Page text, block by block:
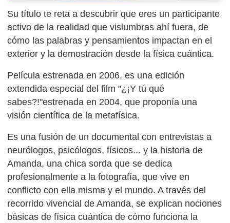
Su título te reta a descubrir que eres un participante
activo de la realidad que vislumbras ahí fuera, de
cómo las palabras y pensamientos impactan en el
exterior y la demostración desde la física cuántica.
Película estrenada en 2006, es una edición
extendida especial del film "¿¡Y tú qué
sabes?!"estrenada en 2004, que proponía una
visión científica de la metafísica.
Es una fusión de un documental con entrevistas a
neurólogos, psicólogos, físicos... y la historia de
Amanda, una chica sorda que se dedica
profesionalmente a la fotografía, que vive en
conflicto con ella misma y el mundo. A través del
recorrido vivencial de Amanda, se explican nociones
básicas de física cuántica de cómo funciona la